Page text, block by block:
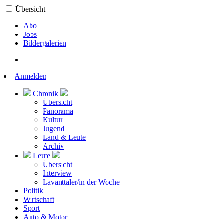
Übersicht
Abo
Jobs
Bildergalerien
Anmelden
Chronik
Übersicht
Panorama
Kultur
Jugend
Land & Leute
Archiv
Leute
Übersicht
Interview
Lavanttaler/in der Woche
Politik
Wirtschaft
Sport
Auto & Motor